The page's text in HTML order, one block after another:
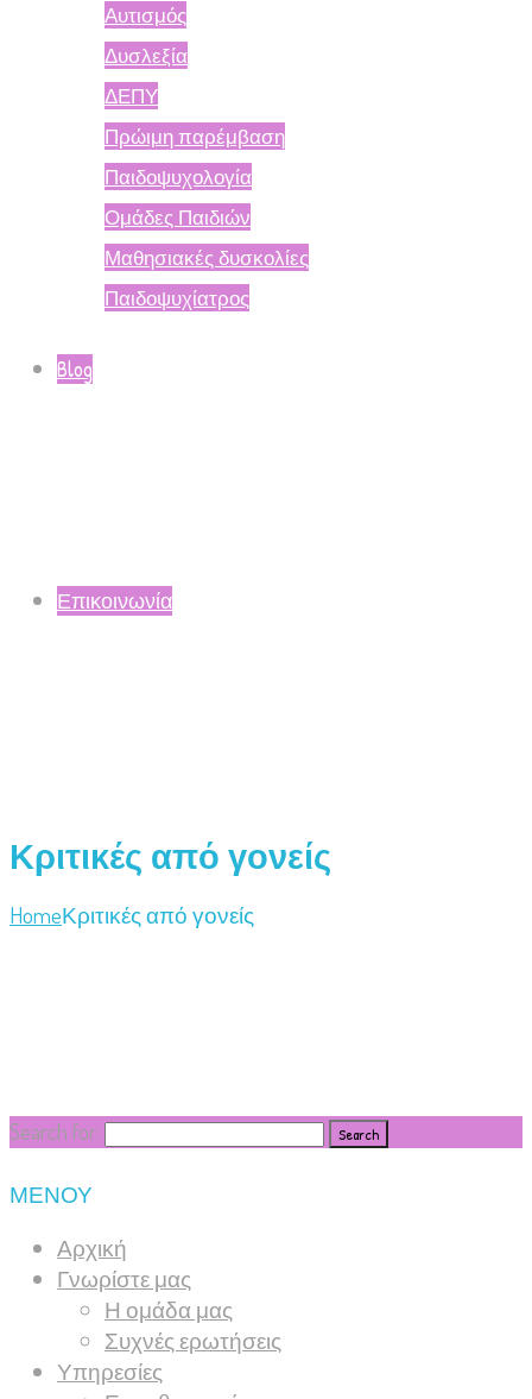
Αυτισμός
Δυσλεξία
ΔΕΠΥ
Πρώιμη παρέμβαση
Παιδοψυχολογία
Ομάδες Παιδιών
Μαθησιακές δυσκολίες
Παιδοψυχίατρος
Blog
Επικοινωνία
Κριτικές από γονείς
HomeΚριτικές από γονείς
Search for:
ΜΕΝΟΥ
Αρχική
Γνωρίστε μας
Η ομάδα μας
Συχνές ερωτήσεις
Υπηρεσίες